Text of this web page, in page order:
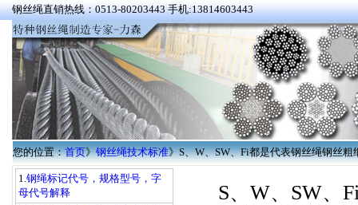
钢丝绳直销热线：0513-80203443 手机:13814603443
您的位置：首页》钢丝绳技术标准》S、W、SW、Fi都是代表钢丝绳钢丝粗
1.钢绳标记代号，规格型号，字
母代号解释
S、W、SW、